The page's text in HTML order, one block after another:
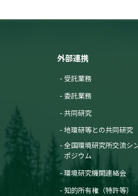
外部連携
受託業務
委託業務
共同研究
地環研等との共同研究
全国環境研究所交流シ
ポジウム
環境研究機関連絡会
知的所有権（特許等）